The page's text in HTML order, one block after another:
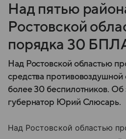
Над пятью
Ростовской
порядка 30
Над Ростовской областью
средства
более 30 беспилотников.
губернатор Юрий Слюсарь.
Над Ростовской областью